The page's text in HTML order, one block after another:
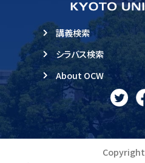
講義検索
シラバス検索
About OCW